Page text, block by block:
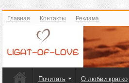
Главная Контакты Реклама
Почитать О любви кратко